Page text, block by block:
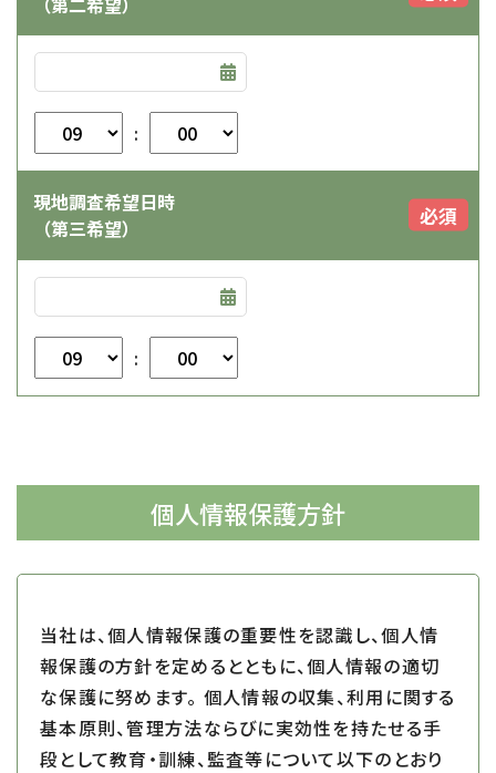
:
現地調査希望日時
（第三希望）
必須
:
個人情報保護方針
当社は、個人情報保護の重要性を認識し、個人情
報保護の方針を定めるとともに、個人情報の適切
な保護に努めます。 個人情報の収集、利用に関する
基本原則、管理方法ならびに実効性を持たせる手
段として教育・訓練、監査等について以下のとおり